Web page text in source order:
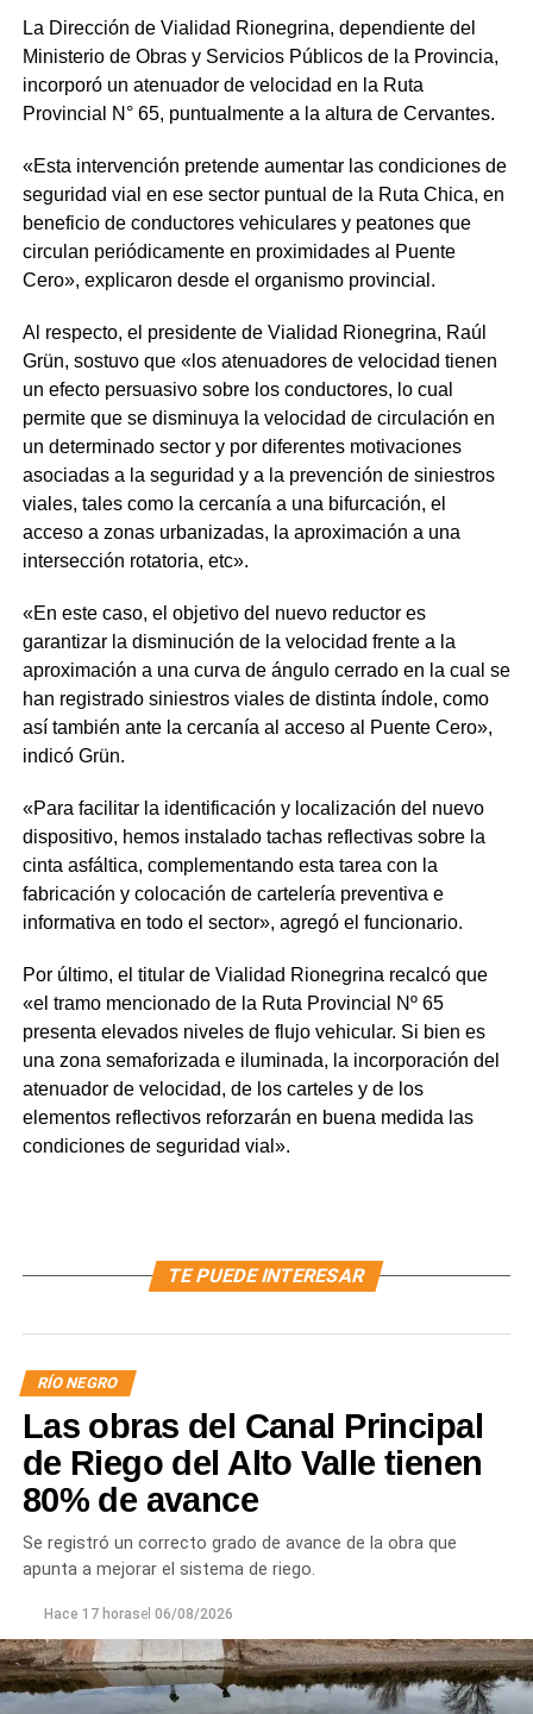
La Dirección de Vialidad Rionegrina, dependiente del
Ministerio de Obras y Servicios Públicos de la Provincia,
incorporó un atenuador de velocidad en la Ruta
Provincial N° 65, puntualmente a la altura de Cervantes.
«Esta intervención pretende aumentar las condiciones de
seguridad vial en ese sector puntual de la Ruta Chica, en
beneficio de conductores vehiculares y peatones que
circulan periódicamente en proximidades al Puente
Cero», explicaron desde el organismo provincial.
Al respecto, el presidente de Vialidad Rionegrina, Raúl
Grün, sostuvo que «los atenuadores de velocidad tienen
un efecto persuasivo sobre los conductores, lo cual
permite que se disminuya la velocidad de circulación en
un determinado sector y por diferentes motivaciones
asociadas a la seguridad y a la prevención de siniestros
viales, tales como la cercanía a una bifurcación, el
acceso a zonas urbanizadas, la aproximación a una
intersección rotatoria, etc».
«En este caso, el objetivo del nuevo reductor es
garantizar la disminución de la velocidad frente a la
aproximación a una curva de ángulo cerrado en la cual se
han registrado siniestros viales de distinta índole, como
así también ante la cercanía al acceso al Puente Cero»,
indicó Grün.
«Para facilitar la identificación y localización del nuevo
dispositivo, hemos instalado tachas reflectivas sobre la
cinta asfáltica, complementando esta tarea con la
fabricación y colocación de cartelería preventiva e
informativa en todo el sector», agregó el funcionario.
Por último, el titular de Vialidad Rionegrina recalcó que
«el tramo mencionado de la Ruta Provincial Nº 65
presenta elevados niveles de flujo vehicular. Si bien es
una zona semaforizada e iluminada, la incorporación del
atenuador de velocidad, de los carteles y de los
elementos reflectivos reforzarán en buena medida las
condiciones de seguridad vial».
TE PUEDE INTERESAR
RÍO NEGRO
Las obras del Canal Principal
de Riego del Alto Valle tienen
80% de avance
Se registró un correcto grado de avance de la obra que
apunta a mejorar el sistema de riego.
Hace 17 horasel 06/08/2026